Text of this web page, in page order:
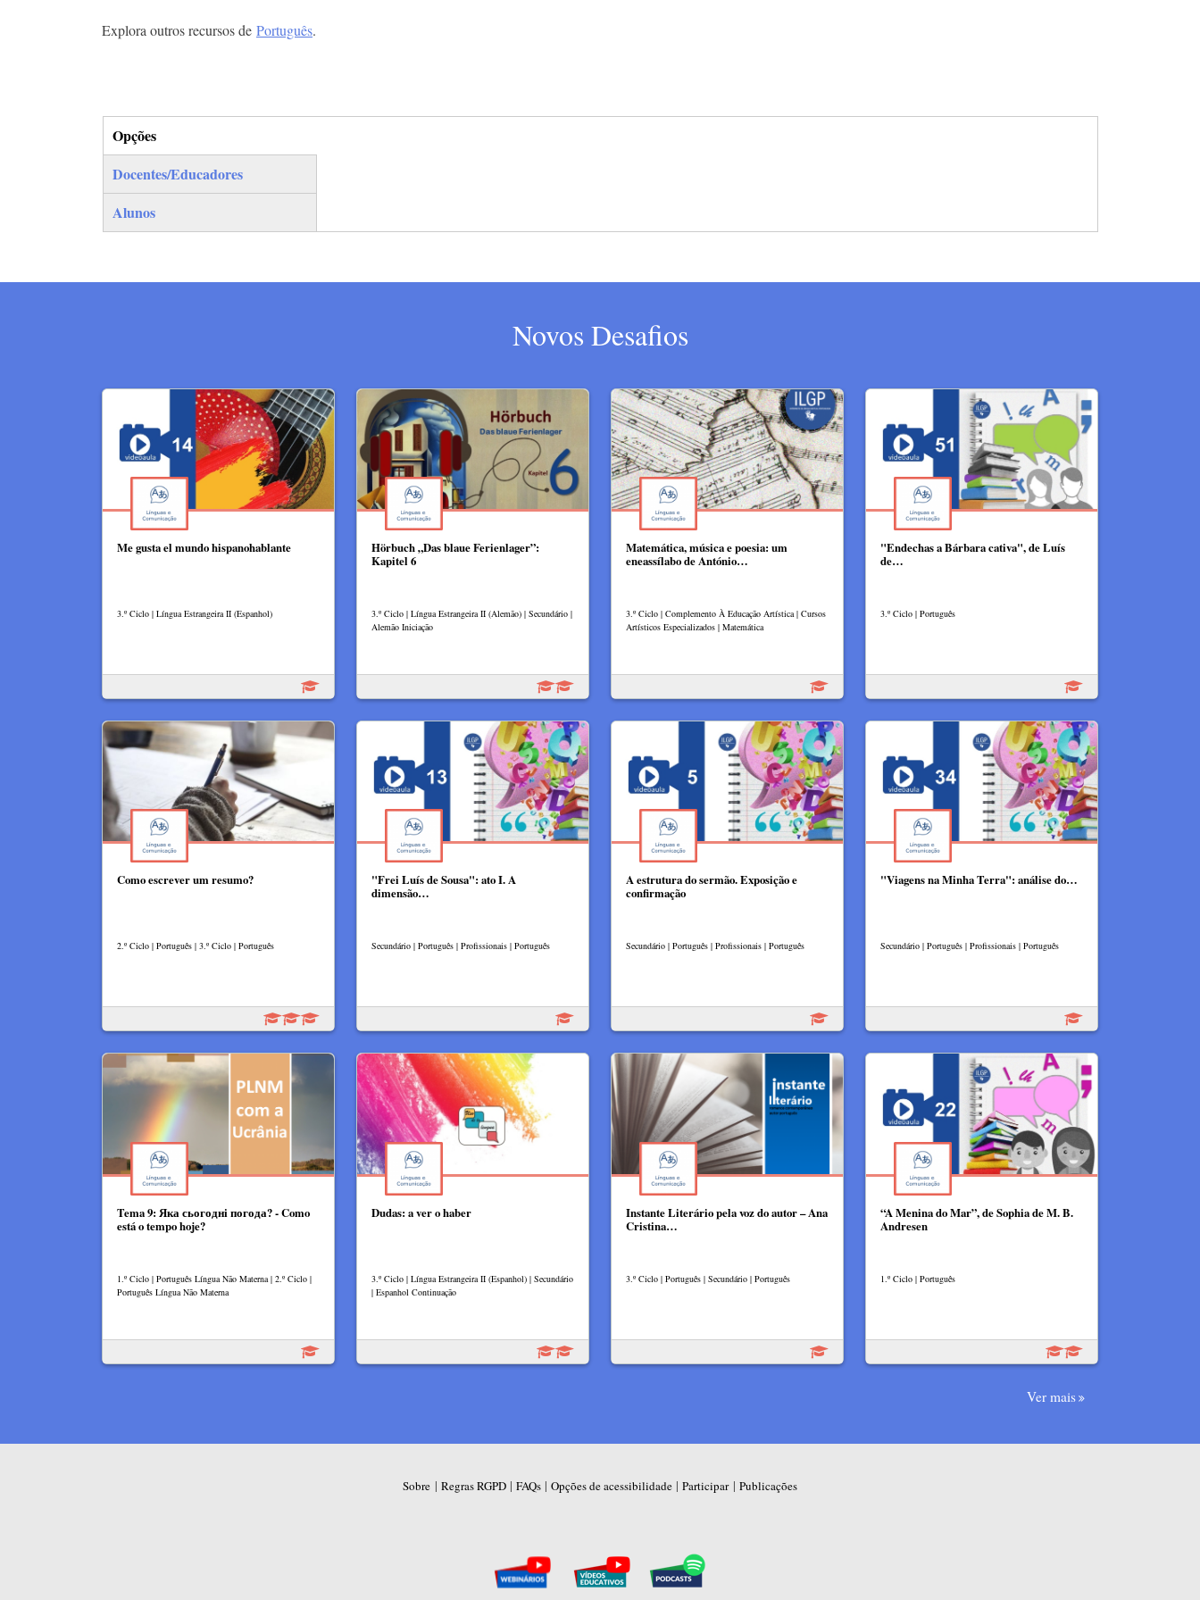
Explora outros recursos de Português.
Opções
(separador ativo)
Docentes/Educadores
Alunos
Novos Desafios
Me gusta el mundo hispanohablante
3.º Ciclo | Língua Estrangeira II (Espanhol)
Hörbuch „Das blaue Ferienlager”:
Kapitel 6
3.º Ciclo | Língua Estrangeira II (Alemão) | Secundário |
Alemão Iniciação
Matemática, música e poesia: um
eneassílabo de António…
3.º Ciclo | Complemento À Educação Artística | Cursos
Artísticos Especializados | Matemática
"Endechas a Bárbara cativa", de Luís
de…
3.º Ciclo | Português
Como escrever um resumo?
2.º Ciclo | Português | 3.º Ciclo | Português
"Frei Luís de Sousa": ato I. A
dimensão…
Secundário | Português | Profissionais | Português
A estrutura do sermão. Exposição e
confirmação
Secundário | Português | Profissionais | Português
"Viagens na Minha Terra": análise do…
Secundário | Português | Profissionais | Português
Tema 9: Яка сьогодні погода? - Como
está o tempo hoje?
1.º Ciclo | Português Língua Não Materna | 2.º Ciclo |
Português Língua Não Materna
Dudas: a ver o haber
3.º Ciclo | Língua Estrangeira II (Espanhol) | Secundário
| Espanhol Continuação
Instante Literário pela voz do autor – Ana
Cristina…
3.º Ciclo | Português | Secundário | Português
“A Menina do Mar”, de Sophia de M. B.
Andresen
1.º Ciclo | Português
Ver mais
Sobre | Regras RGPD | FAQs | Opções de acessibilidade | Participar| Publicações